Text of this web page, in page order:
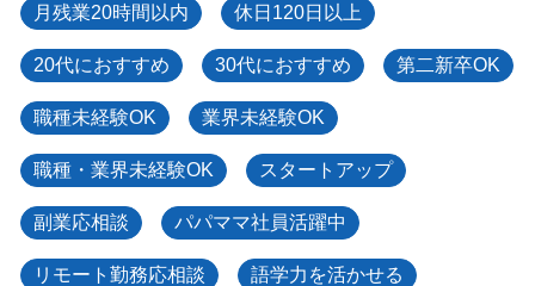
月残業20時間以内 休日120日以上
20代におすすめ 30代におすすめ 第二新卒OK
職種未経験OK 業界未経験OK
職種・業界未経験OK スタートアップ
副業応相談 パパママ社員活躍中
リモート勤務応相談 語学力を活かせる